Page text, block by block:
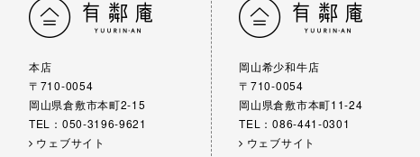
本店
〒710-0054
岡山県倉敷市本町2-15
TEL：050-3196-9621
ウェブサイト
岡山希少和牛店
〒710-0054
岡山県倉敷市本町11-24
TEL：086-441-0301
ウェブサイト